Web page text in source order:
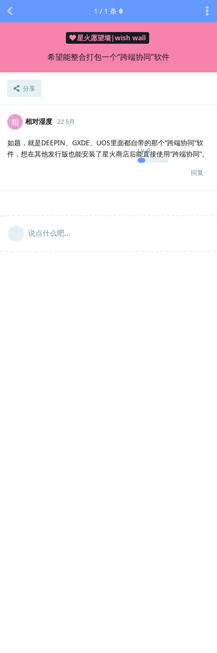
星火愿望墙|wish wall
希望能整合打包一个“跨端协同”软件
分享
1 / 1 条
相 相对湿度
Lv.0
22 5月
如题，就是DEEPIN、GXDE、UOS里面都自带的那个“跨端协同”软
件，想在其他发行版也能安装了星火商店后能直接使用“跨端协同”。
回复
说点什么吧...